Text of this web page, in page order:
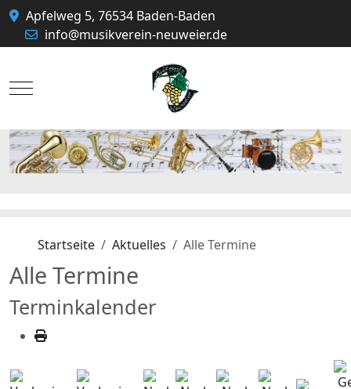
Apfelweg 5, 76534 Baden-Baden
info@musikverein-neuweier.de
Mobile Menu Toggle
Startseite Aktuelles Alle Termine
Alle Termine
Terminkalender